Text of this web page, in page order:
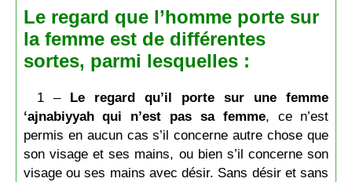
Le regard que l’homme porte sur
la femme est de différentes
sortes, parmi lesquelles :
1 – Le regard qu’il porte sur une femme
‘ajnabiyyah qui n’est pas sa femme, ce n’est
permis en aucun cas s’il concerne autre chose que
son visage et ses mains, ou bien s’il concerne son
visage ou ses mains avec désir. Sans désir et sans